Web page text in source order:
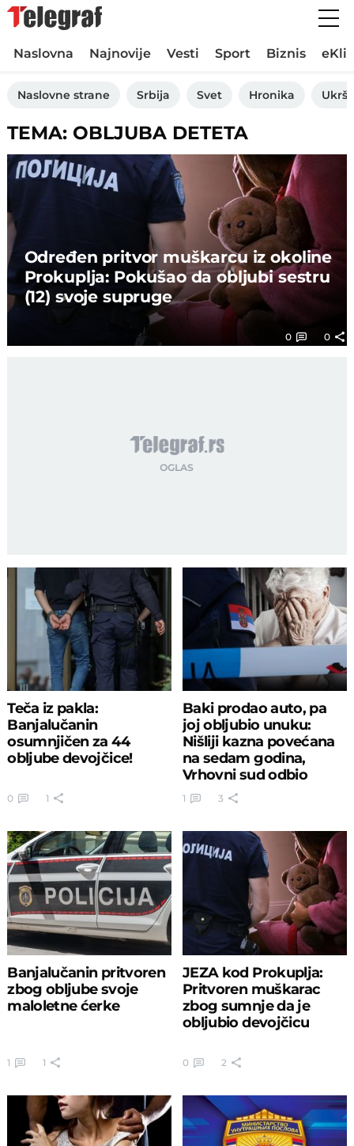
Naslovna Najnovije Vesti Sport Biznis
Naslovne strane Srbija Svet Hronika
TEMA: OBLJUBA DETETA
Određen pritvor muškarcu iz okoline
Prokuplja: Pokušao da obljubi sestru
(12) svoje supruge
0 0
Teča iz pakla:
Banjalučanin
osumnjičen za 44
obljube devojčice!
0 1
Baki prodao auto, pa
joj obljubio unuku:
Nišliji kazna povećana
na sedam godina,
Vrhovni sud odbio
žalbu
1 3
Banjalučanin pritvoren
zbog obljube svoje
maloletne ćerke
1 1
JEZA kod Prokuplja:
Pritvoren muškarac
zbog sumnje da je
obljubio devojčicu
0 2